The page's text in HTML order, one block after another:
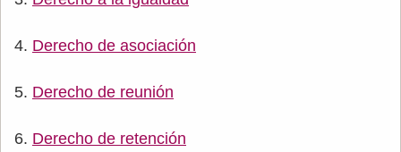
Derecho de asociación
Derecho de reunión
Derecho de retención